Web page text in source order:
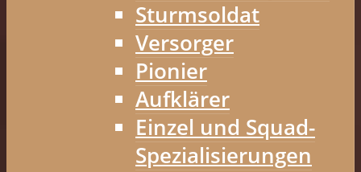
Sturmsoldat
Versorger
Pionier
Aufklärer
Einzel und Squad-
Spezialisierungen